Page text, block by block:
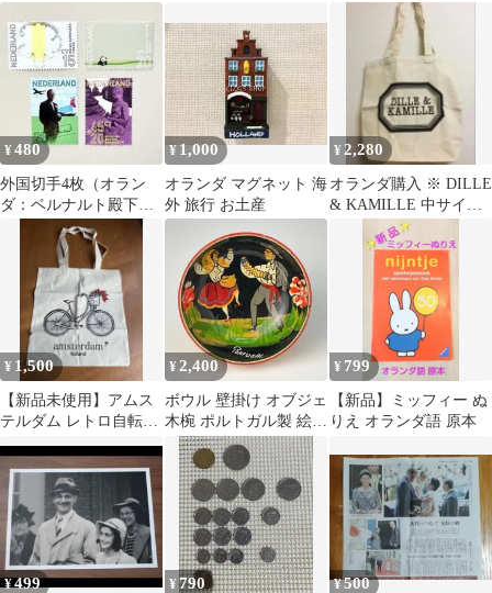
Egberts
ドイツ ユニフォーム
¥480
外国切手4枚（オラン
ダ：ベルナルト殿下の
60歳誕生日）
¥1,000
オランダ マグネット 海
外 旅行 お土産
¥2,280
オランダ購入 ※ DILLE
& KAMILLE 中サイズ
トートバッグ
¥ 1,500
【新品未使用】アムス
テルダム レトロ自転車
トートバッグ エコバッ
¥2,400
ボウル 壁掛け オブジェ
木椀 ポルトガル製 絵皿
民藝 レトロ 土産
¥ 799
【新品】ミッフィー ぬ
りえ オランダ語 原本
¥499 ¥790 ¥500